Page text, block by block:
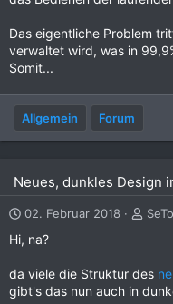
Das eigentliche Problem
verwaltet wird, was in
Somit...
Allgemein Forum
Neues, dunkles Design
02. Februar 2018
Hi, na?
da viele die Struktur des
gibt's das nun auch in